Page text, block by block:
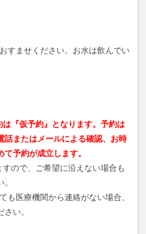
すませください。お水は飲んでい
『仮予約』となります。予約は
話またはメールによる確認、お時
予約が成立します。
ので、ご希望に沿えない場合も
も医療機関から連絡がない場合、
い。